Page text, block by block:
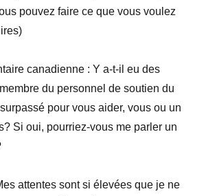
pouvez faire ce que vous voulez
)
canadienne : Y a-t-il eu des
du personnel de soutien du
pour vous aider, vous ou un
Si oui, pourriez-vous me parler un
attentes sont si élevées que je ne